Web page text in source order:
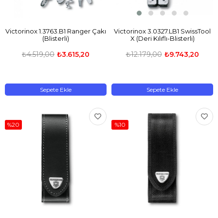
Victorinox 1.3763.B1 Ranger Çakı
(Blisterli)
₺3.615,20
₺4.519,00
Sepete Ekle
Victorinox 3.0327.LB1 SwissTool
X (Deri Kılıflı-Blisterli)
₺9.743,20
₺12.179,00
Sepete Ekle
%20 %10